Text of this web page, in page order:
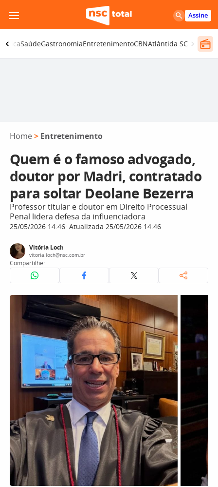
para
o
conteúdo
Assine
SaúdeGastronomiaEntretenimentoCBNAtlântida SC
Home > Entretenimento
Quem é o famoso advogado,
doutor por Madri, contratado
para soltar Deolane Bezerra
Professor titular e doutor em Direito Processual
Penal lidera defesa da influenciadora
25/05/2026 14:46 Atualizada 25/05/2026 14:46
Vitória Loch
vitoria.loch@nsc.com.br
Compartilhe: